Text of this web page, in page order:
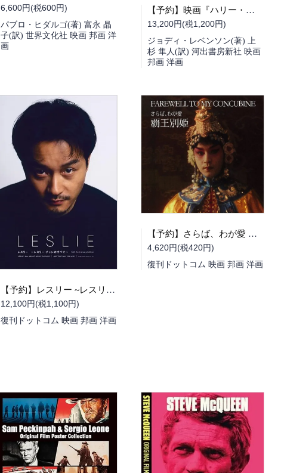
6,600円(税600円)
パブロ・ヒダルゴ(著) 富永 晶
子(訳) 世界文化社 映画 邦画 洋
画
【予約】映画『ハリー・ポッター』シリーズ 公式ストーリーボード・アート集（10/09頃発送予定）（送料無料）
13,200円(税1,200円)
ジョディ・レベンソン(著) 上
杉 隼人(訳) 河出書房新社 映画
邦画 洋画
【予約】レスリー ~レスリー・チャンのすべて~ 70th Anniversary Edition（９月中旬頃発送予定）（送料無料）
12,100円(税1,100円)
復刊ドットコム 映画 邦画 洋画
【予約】さらば、わが愛 覇王別姫（９月中旬頃発送予定）
4,620円(税420円)
復刊ドットコム 映画 邦画 洋画